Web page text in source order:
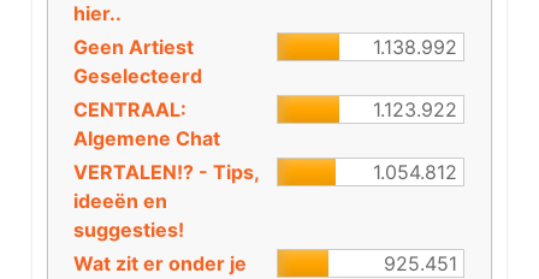
hier..
Geen Artiest
Geselecteerd
1.138.992
CENTRAAL:
Algemene Chat
1.123.922
VERTALEN!? - Tips,
ideeën en
suggesties!
1.054.812
Wat zit er onder je
925.451